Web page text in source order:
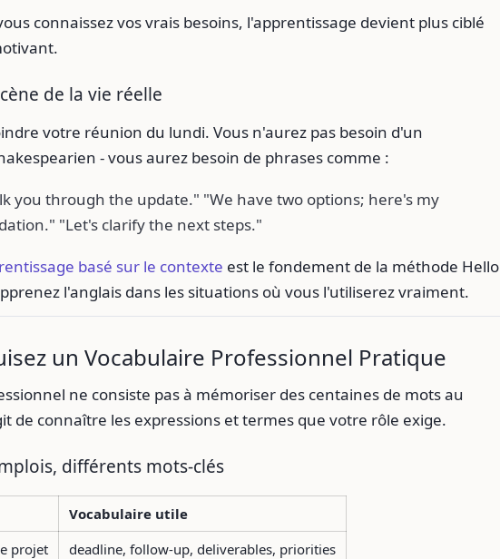
connaissez vos vrais besoins, l'apprentissage devient plus ciblé
de la vie réelle
votre réunion du lundi. Vous n'aurez pas besoin d'un
- vous aurez besoin de phrases comme :
you through the update." "We have two options; here's my
"Let's clarify the next steps."
basé sur le contexte est le fondement de la méthode Hello
l'anglais dans les situations où vous l'utiliserez vraiment.
un Vocabulaire Professionnel Pratique
ne consiste pas à mémoriser des centaines de mots au
de connaître les expressions et termes que votre rôle exige.
différents mots-clés
Vocabulaire utile
projet
deadline, follow-up, deliverables, priorities